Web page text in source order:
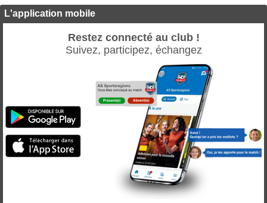
L'application mobile
Restez connecté au club !
Suivez, participez, échangez